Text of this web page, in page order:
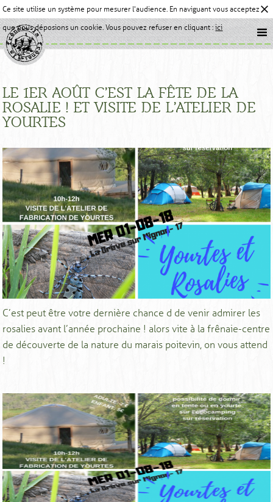
Ce site utilise un système pour mesurer l'audience. En naviguant vous acceptez
que nous déposions un cookie. Vous pouvez refuser en cliquant :ici
LE 1ER AOÛT C’EST LA FÊTE DE LA
ROSALIE ! ET VISITE DE L’ATELIER DE
YOURTES
C’est peut être votre dernière chance d de venir admirer les
rosalies avant l’année prochaine ! alors vite à la frênaie-centre
de découverte de la nature du marais poitevin, on vous attend
!